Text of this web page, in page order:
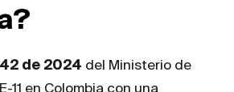
de 2024 del Ministerio de
11 en Colombia con una